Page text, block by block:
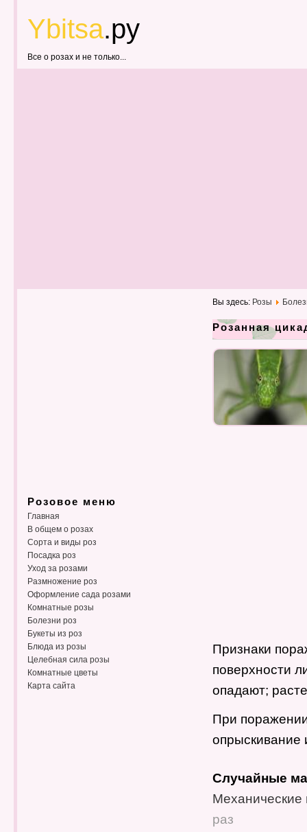
Ybitsa.ру
Все о розах и не только...
Розовое меню
Главная
В общем о розах
Сорта и виды роз
Посадка роз
Уход за розами
Размножение роз
Оформление сада розами
Комнатные розы
Болезни роз
Букеты из роз
Блюда из розы
Целебная сила розы
Комнатные цветы
Карта сайта
Вы здесь: Розы
Розанная
Признаки
поверхности
опадают;
При
опрыскивание
Случайные
Механические
раз